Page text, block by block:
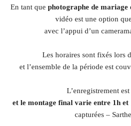
En tant que photographe de mariage
vidéo est une option
avec l’appui d’un
Les horaires sont fixés lors
et l’ensemble de la période est
L’enregistrement
et le montage final varie entre 1h et
capturées –